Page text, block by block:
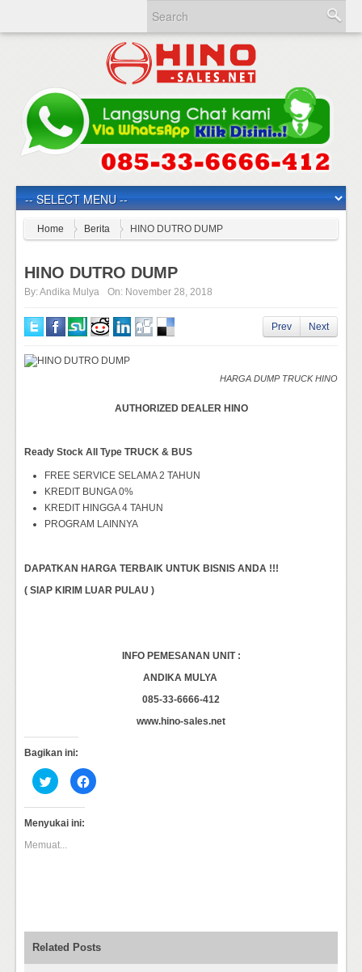
Home Berita HINO DUTRO DUMP
HINO DUTRO DUMP
By:Andika Mulya On: November 28, 2018
Prev Next
HARGA DUMP TRUCK HINO
AUTHORIZED DEALER HINO
Ready Stock All Type TRUCK & BUS
FREE SERVICE SELAMA 2 TAHUN
KREDIT BUNGA 0%
KREDIT HINGGA 4 TAHUN
PROGRAM LAINNYA
DAPATKAN HARGA TERBAIK UNTUK BISNIS ANDA !!!
( SIAP KIRIM LUAR PULAU )
INFO PEMESANAN UNIT :
ANDIKA MULYA
085-33-6666-412
www.hino-sales.net
Bagikan ini:
Klik
untuk
berbagi
pada
Twitter(Membuka
di
yang
Klik
untuk
Menyukai ini:
Memuat...
Related Posts